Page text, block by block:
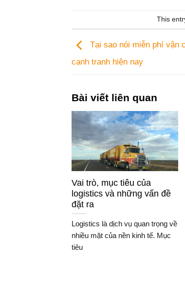
This
Tại sao nói miễn phí vận
cạnh tranh hiện nay
Bài viết liên quan
Vai trò, mục tiêu của
logistics và những vấn đề
đặt ra
Logistics là dịch vụ quan trọng về
nhiều mặt của nền kinh tế. Mục
tiêu